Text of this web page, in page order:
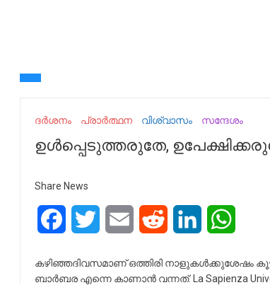
ദർശനം പ്രാർത്ഥന വിശ്വാസം സന്ദേശം
ഉൾപ്പെടുത്തരുതേ,
Share News
FacebookTwitter Email Reddit LinkedIn
കഴിഞ്ഞദിവസമാണ് ഒത്തിരി നാളുകൾക്കുശേഷം
ബാർബര എന്നെ കാണാൻ വന്നത്. La Sapienza